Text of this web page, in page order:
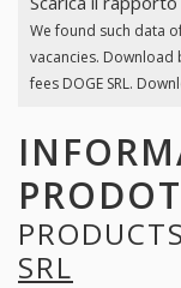
We found such data
vacancies. Download
fees DOGE SRL.
SRL